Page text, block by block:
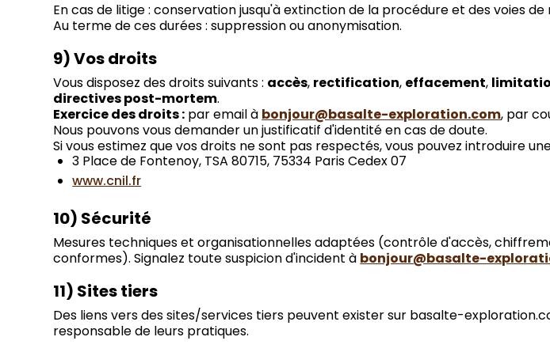
En cas de litige : conservation jusqu'à extinction de la procédure et des voies de
Au terme de ces durées : suppression ou anonymisation.
9) Vos droits
Vous disposez des droits suivants : accès, rectification, effacement,
directives post-mortem.
Exercice des droits : par email à bonjour@basalte-exploration.com, par
Nous pouvons vous demander un justificatif d'identité en cas de doute.
Si vous estimez que vos droits ne sont pas respectés, vous pouvez introduire
3 Place de Fontenoy, TSA 80715, 75334 Paris Cedex 07
www.cnil.fr
10) Sécurité
Mesures techniques et organisationnelles adaptées (contrôle d'accès,
conformes). Signalez toute suspicion d'incident à bonjour@basalte-
11) Sites tiers
Des liens vers des sites/services tiers peuvent exister sur basalte-
responsable de leurs pratiques.